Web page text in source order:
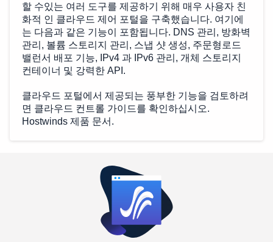
할 수있는 여러 도구를 제공하기 위해 매우 사용자 친
화적 인 클라우드 제어 포털을 구축했습니다. 여기에
는 다음과 같은 기능이 포함됩니다. DNS 관리, 방화벽
관리, 볼륨 스토리지 관리, 스냅 샷 생성, 주문형로드
밸런서 배포 기능, IPv4 과 IPv6 관리, 개체 스토리지
컨테이너 및 강력한 API.
클라우드 포털에서 제공되는 풍부한 기능을 검토하려
면 클라우드 컨트롤 가이드를 확인하십시오.
Hostwinds 제품 문서.